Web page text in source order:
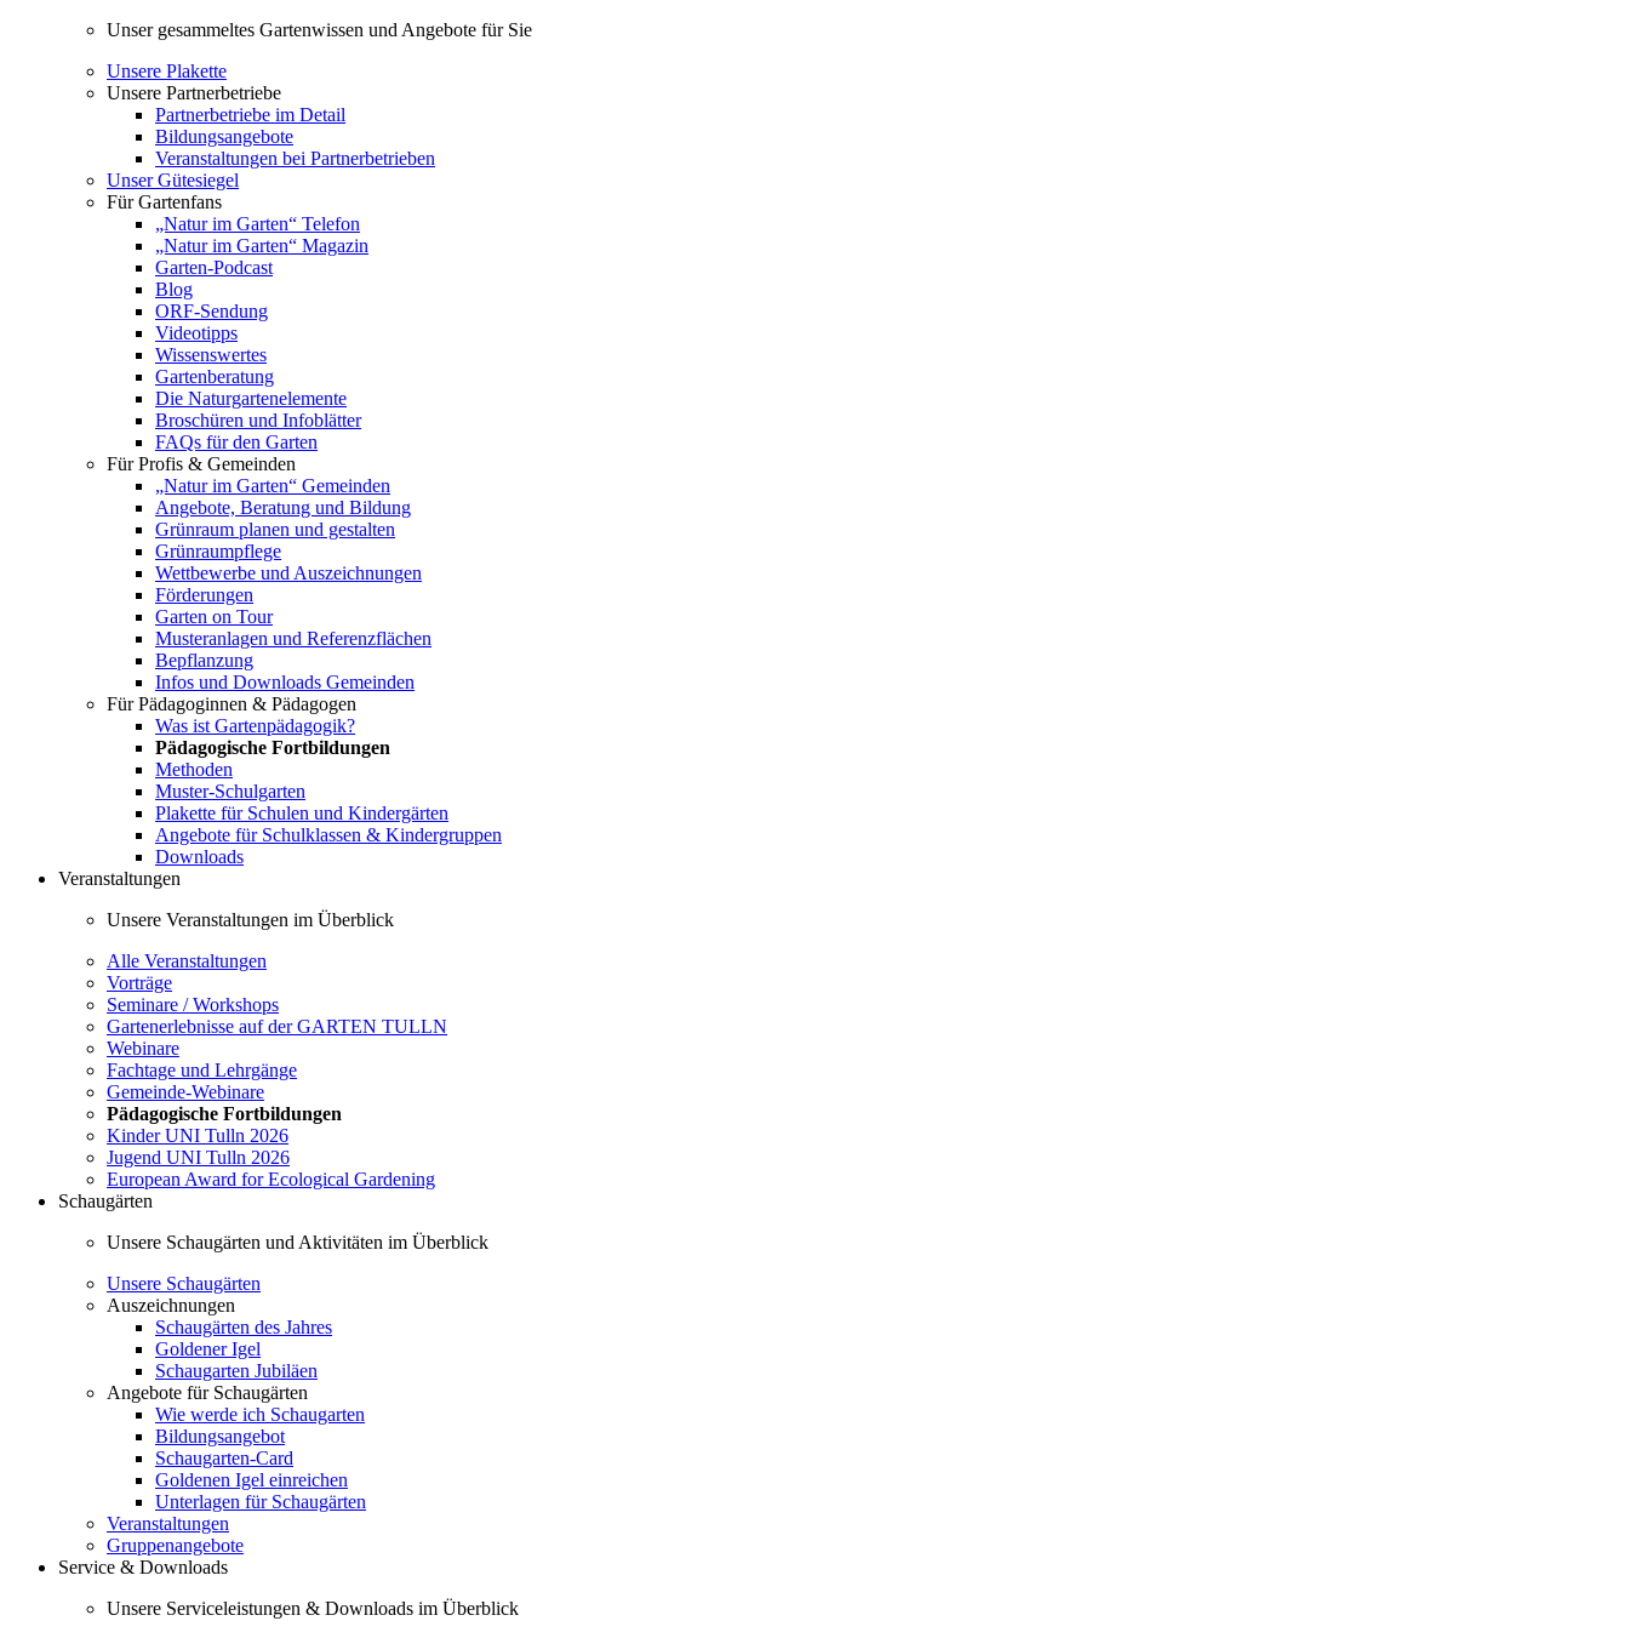
Unser gesammeltes Gartenwissen und Angebote für Sie
Unsere Plakette
Unsere Partnerbetriebe
Partnerbetriebe im Detail
Bildungsangebote
Veranstaltungen bei Partnerbetrieben
Unser Gütesiegel
Für Gartenfans
„Natur im Garten“ Telefon
„Natur im Garten“ Magazin
Garten-Podcast
Blog
ORF-Sendung
Videotipps
Wissenswertes
Gartenberatung
Die Naturgartenelemente
Broschüren und Infoblätter
FAQs für den Garten
Für Profis & Gemeinden
„Natur im Garten“ Gemeinden
Angebote, Beratung und Bildung
Grünraum planen und gestalten
Grünraumpflege
Wettbewerbe und Auszeichnungen
Förderungen
Garten on Tour
Musteranlagen und Referenzflächen
Bepflanzung
Infos und Downloads Gemeinden
Für Pädagoginnen & Pädagogen
Was ist Gartenpädagogik?
Pädagogische Fortbildungen
Methoden
Muster-Schulgarten
Plakette für Schulen und Kindergärten
Angebote für Schulklassen & Kindergruppen
Downloads
Veranstaltungen
Unsere Veranstaltungen im Überblick
Alle Veranstaltungen
Vorträge
Seminare / Workshops
Gartenerlebnisse auf der GARTEN TULLN
Webinare
Fachtage und Lehrgänge
Gemeinde-Webinare
Pädagogische Fortbildungen
Kinder UNI Tulln 2026
Jugend UNI Tulln 2026
European Award for Ecological Gardening
Schaugärten
Unsere Schaugärten und Aktivitäten im Überblick
Unsere Schaugärten
Auszeichnungen
Schaugärten des Jahres
Goldener Igel
Schaugarten Jubiläen
Angebote für Schaugärten
Wie werde ich Schaugarten
Bildungsangebot
Schaugarten-Card
Goldenen Igel einreichen
Unterlagen für Schaugärten
Veranstaltungen
Gruppenangebote
Service & Downloads
Unsere Serviceleistungen & Downloads im Überblick